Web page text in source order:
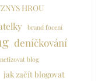
HROU
brand focení
deníčkování
blog
jak začít blogovat